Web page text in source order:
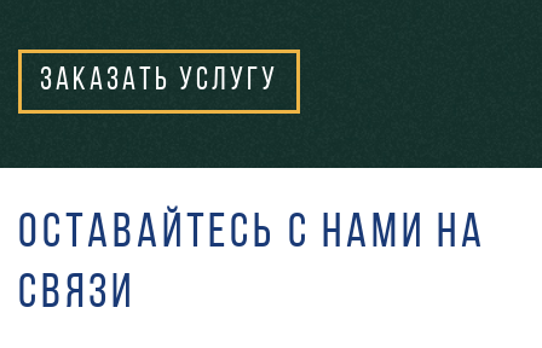
Заказать услугу
Оставайтесь с нами на
связи